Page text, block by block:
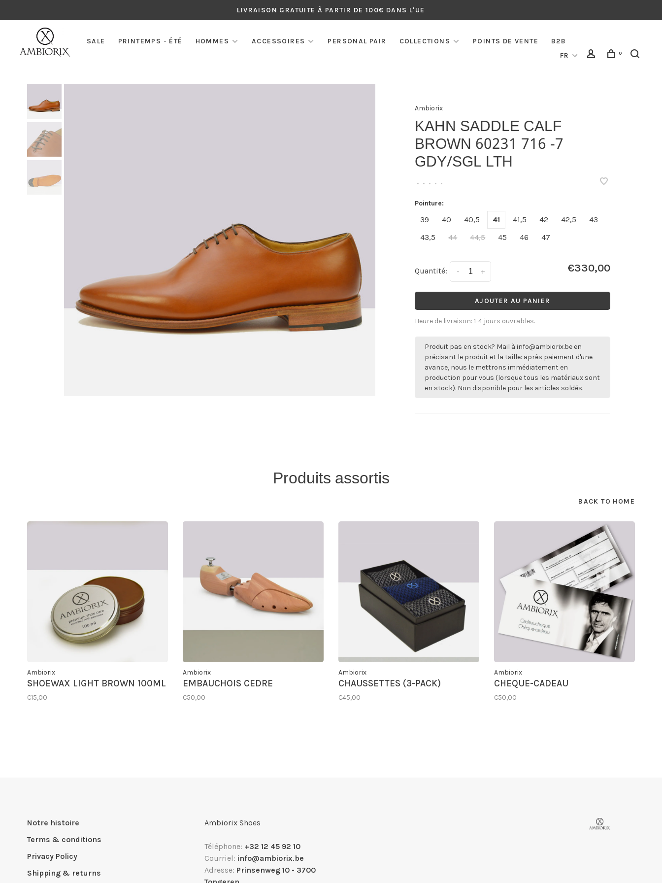
LIVRAISON GRATUITE À PARTIR DE 100€ DANS L'UE
SALE PRINTEMPS - ÉTÉ HOMMES ACCESSOIRES PERSONAL PAIR COLLECTIONS POINTS DE VENTE
B2B
FR
0
Ambiorix
KAHN SADDLE CALF
BROWN 60231 716 -7
GDY/SGL LTH
• • • • •
Pointure:
39 40 40,5 41 41,5 42 42,5
43
43,5
44 44,5 45 46 47
Quantité: +
- €330,00
AJOUTER AU PANIER
Heure de livraison: 1-4 jours ouvrables.
Produit pas en stock? Mail àinfo@ambiorix.be en
précisant le produit et la taille: après paiement d'une
avance, nous le mettrons immédiatement en
production pour vous (lorsque tous les matériaux sont
en stock). Non disponible pour les articles soldés.
Produits assortis
BACK TO HOME
Ambiorix
SHOEWAX LIGHT BROWN 100ML
€15,00
Ambiorix
EMBAUCHOIS CEDRE
€50,00
Ambiorix
CHAUSSETTES (3-PACK)
€45,00
Ambiorix
CHEQUE-CADEAU
€50,00
Notre histoire
Terms & conditions
Privacy Policy
Shipping & returns
Ambiorix Shoes
Téléphone: +32 12 45 92 10
Courriel: info@ambiorix.be
Adresse: Prinsenweg 10 - 3700